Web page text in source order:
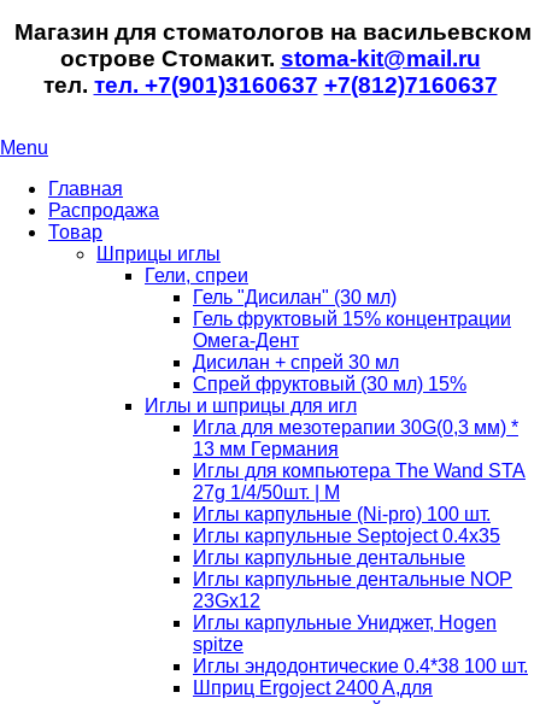
Магазин для стоматологов на васильевском
острове Стомакит. stoma-kit@mail.ru
тел. тел. +7(901)3160637 +7(812)7160637
Menu
Главная
Распродажа
Товар
Шприцы иглы
Гели, спреи
Гель "Дисилан" (30 мл)
Гель фруктовый 15% концентрации
Омега-Дент
Дисилан + спрей 30 мл
Спрей фруктовый (30 мл) 15%
Иглы и шприцы для игл
Игла для мезотерапии 30G(0,3 мм) *
13 мм Германия
Иглы для компьютера The Wand STA
27g 1/4/50шт. | M
Иглы карпульные (Ni-pro) 100 шт.
Иглы карпульные Septoject 0.4х35
Иглы карпульные дентальные
Иглы карпульные дентальные NOP
23Gх12
Иглы карпульные Униджет, Hogen
spitze
Иглы эндодонтические 0.4*38 100 шт.
Шприц Ergoject 2400 A,для